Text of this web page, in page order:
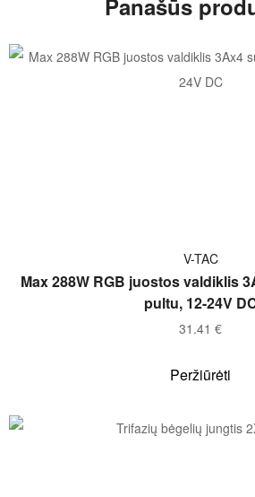
Į KREPŠELĮ
V-TAC
Max 288W RGB juostos valdiklis
pultu, 12-24V
31.41 €
Peržiūrėti